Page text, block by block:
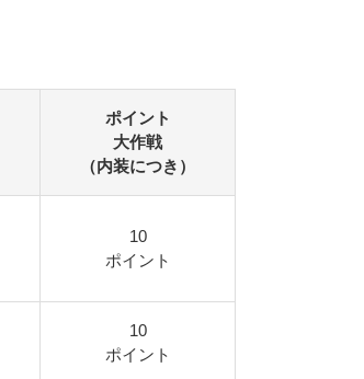
ポイント
大作戦
（内装につき）
10
ポイント
10
ポイント